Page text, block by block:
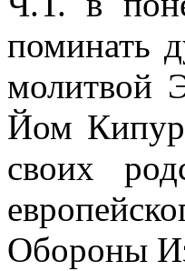
поминать
молитвой
Йом
своих
Обороны